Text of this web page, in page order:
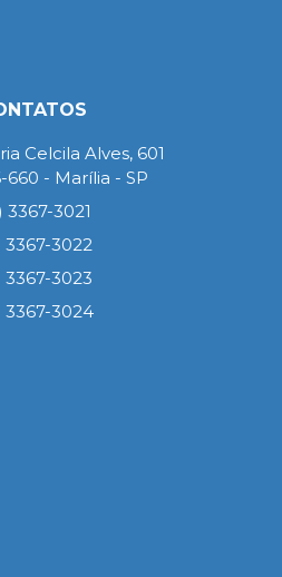
Celcila Alves, 601
660 - Marília - SP
3367-3021
3367-3022
3367-3023
3367-3024